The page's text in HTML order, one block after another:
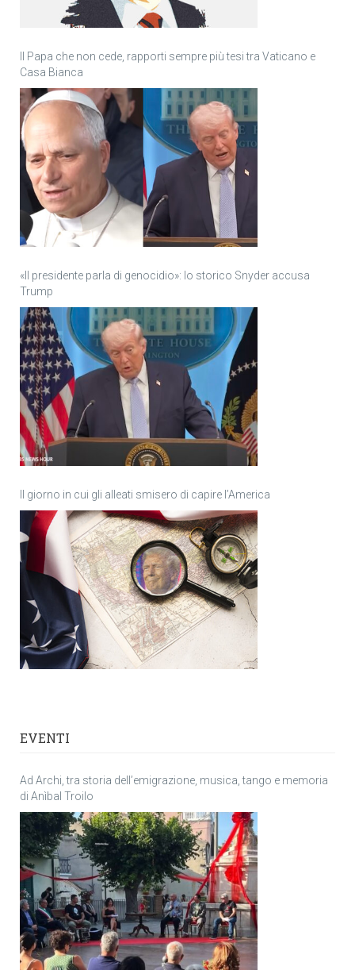
Il Papa che non cede, rapporti sempre più tesi tra Vaticano e
Casa Bianca
«Il presidente parla di genocidio»: lo storico Snyder accusa
Trump
Il giorno in cui gli alleati smisero di capire l’America
EVENTI
Ad Archi, tra storia dell’emigrazione, musica, tango e memoria
di Anìbal Troilo